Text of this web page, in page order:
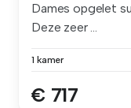
Dames opgelet
Deze zeer ...
1 kamer
€ 717